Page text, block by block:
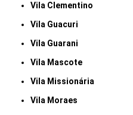
Vila Clementino
Vila Guacuri
Vila Guarani
Vila Mascote
Vila Missionária
Vila Moraes